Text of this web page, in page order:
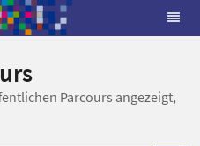
Parcours angezeigt,